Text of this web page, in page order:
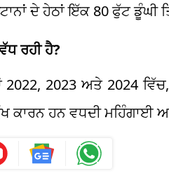
ਦੇ ਹੇਠਾਂ ਇੱਕ 80 ਫੁੱਟ ਡੂੰਘੀ
ਰਹੀ ਹੈ?
2022, 2023 ਅਤੇ 2024
ਕਾਰਨ ਹਨ ਵਧਦੀ ਮਹਿੰਗਾਈ